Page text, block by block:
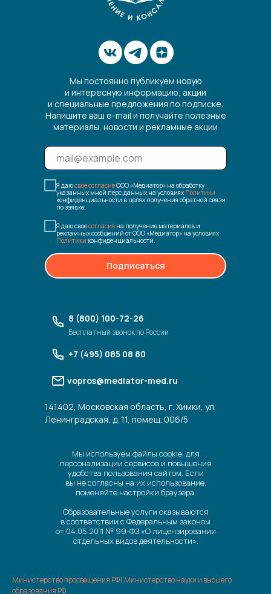
Мы используем файлы cookie, для
персонализации сервисов и повышения
удобства пользования сайтом. Если
вы не согласны на их использование,
поменяйте настройки браузера.
Образовательные услуги оказываются
в соответствии с Федеральным законом
от 04.05.2011 № 99-ФЗ «О лицензировании
отдельных видов деятельности».
Мы постоянно публикуем новую
и интересную информацию, акции
и специальные предложения по подписке.
Напишите ваш e-mail и получайте полезные
материалы, новости и рекламные акции
Я даюсвое согласиеООО «Медиатор» на обработку
указанных мной перс.данных на условиях Политики
конфиденциальности в целях получения обратной связи
по заявке.
Я даю своесогласие на получение материалов и
рекламных сообщений от ООО «Медиатор» на условиях
Политики конфиденциальности.
Подписаться
8 (800) 100-72-26
Бесплатный звонок по России
vopros@mediator-med.ru
141402, Московская область, г. Химки, ул.
Ленинградская, д. 11, помещ. 006/5
+7 (495) 085 08 80
Министерство просвещения РФ| Министерство науки и высшего
образования РФ